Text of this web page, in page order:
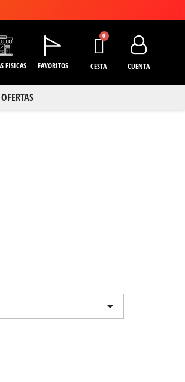
FISICAS FAVORITOS CESTA CUENTA
OFERTAS
